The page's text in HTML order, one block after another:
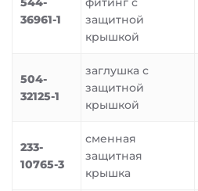
36961-1
защитной
крышкой
504-
32125-1
заглушка с
защитной
крышкой
233-
10765-3
сменная
защитная
крышка